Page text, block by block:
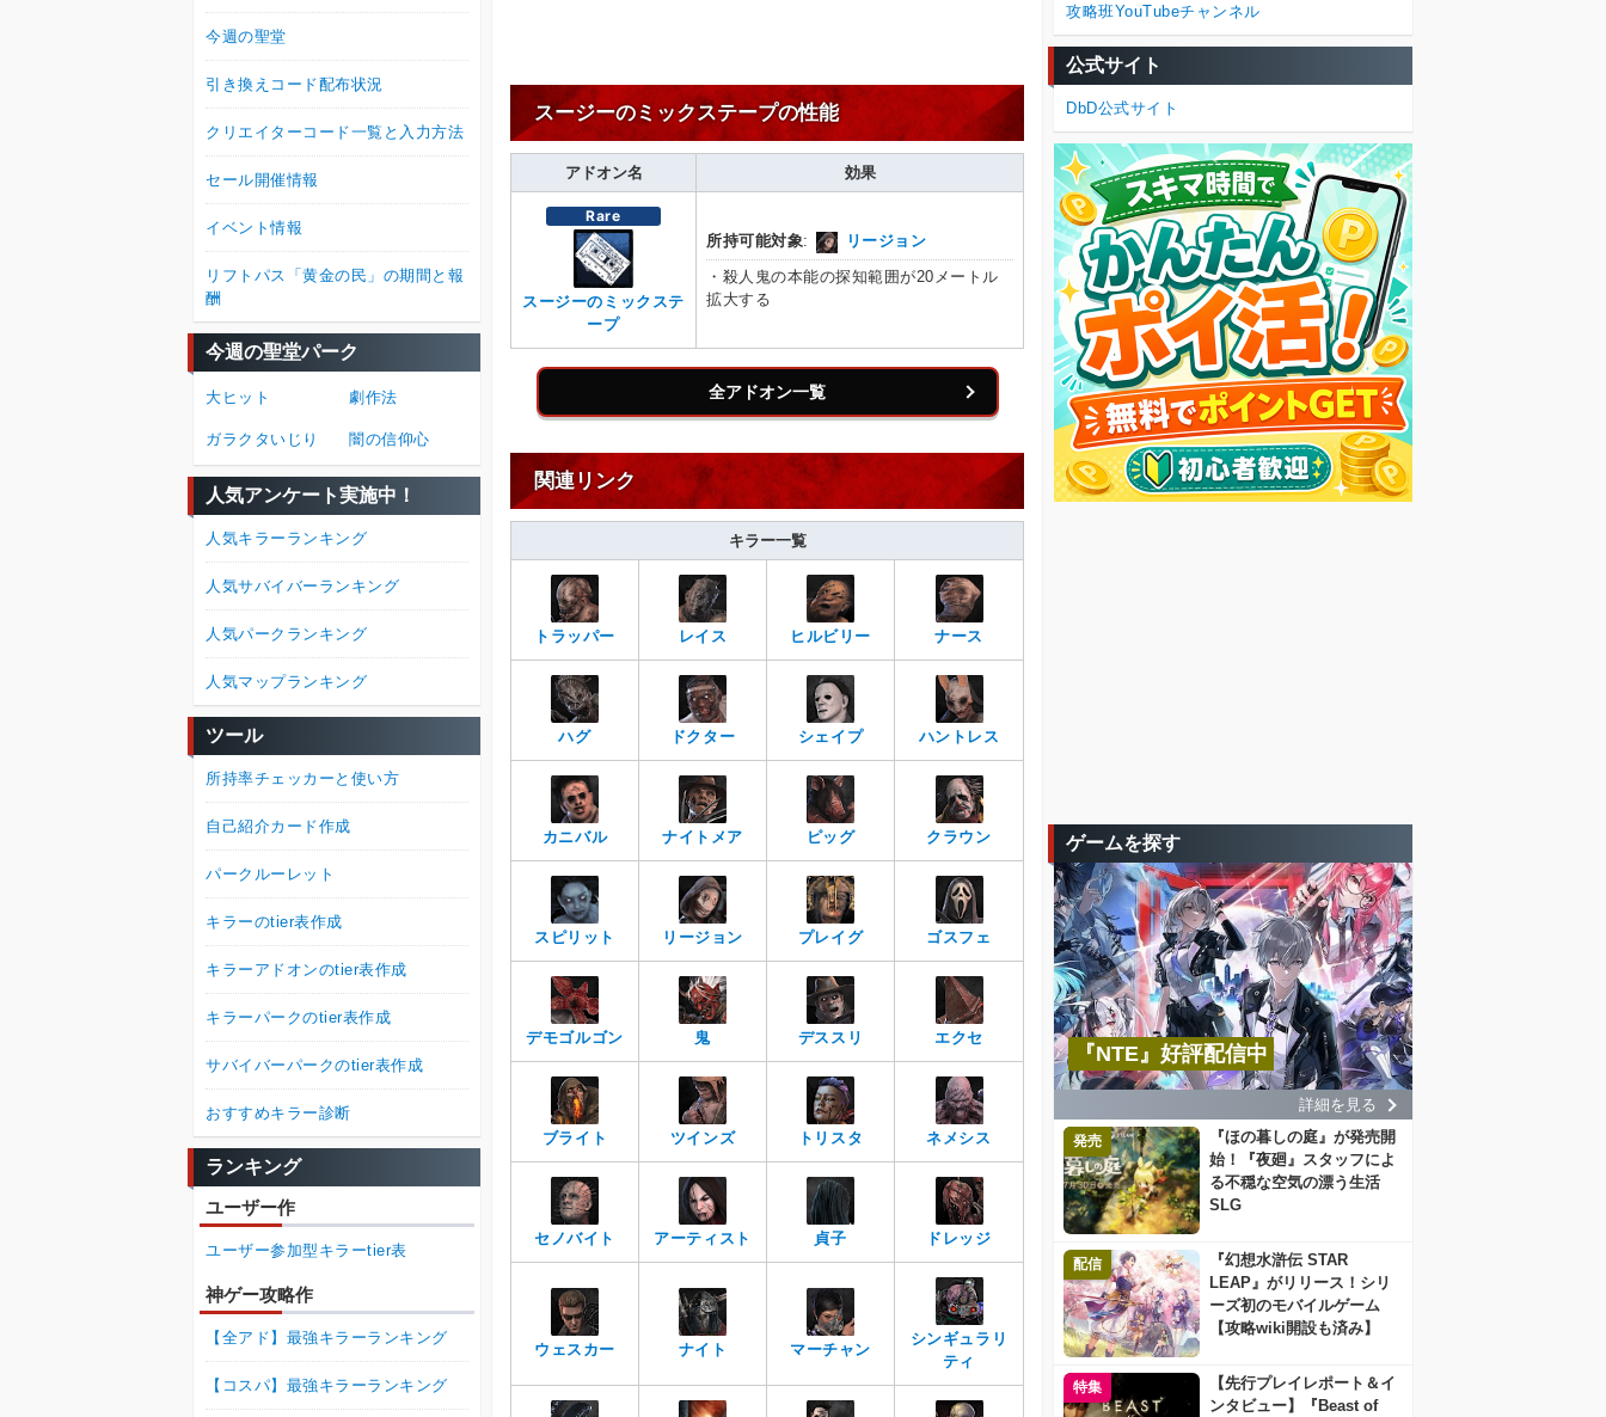
スージーのミックステープの性能
アドオン名 効果
Rare
スージーのミックステ
ープ
所持可能対象:
リージョン
・殺人鬼の本能の探知範囲が20メートル
拡大する
全アドオン一覧
関連リンク
キラー一覧
トラッパー レイス ヒルビリー ナース
ハグ ドクター シェイプ ハントレス
カニバル ナイトメア ピッグ クラウン
スピリット リージョン プレイグ ゴスフェ
デモゴルゴン 鬼 デススリ エクセ
ブライト ツインズ トリスタ ネメシス
セノバイト アーティスト 貞子 ドレッジ
ウェスカー ナイト マーチャン
シンギュラリ
ティ
攻略班YouTubeチャンネル
公式サイト
DbD公式サイト
ゲームを探す
『NTE』好評配信中
詳細を見る
発売
『ほの暮しの庭』が発売開
始！『夜廻』スタッフによ
る不穏な空気の漂う生活
SLG
配信
『幻想水滸伝 STAR
LEAP』がリリース！シリ
ーズ初のモバイルゲーム
【攻略wiki開設も済み】
特集
【先行プレイレポート＆イ
ンタビュー】『Beast of
今週の聖堂
引き換えコード配布状況
クリエイターコード一覧と入力方法
セール開催情報
イベント情報
リフトパス「黄金の民」の期間と報
酬
今週の聖堂パーク
大ヒット 劇作法
ガラクタいじり 闇の信仰心
人気アンケート実施中！
人気キラーランキング
人気サバイバーランキング
人気パークランキング
人気マップランキング
ツール
所持率チェッカーと使い方
自己紹介カード作成
パークルーレット
キラーのtier表作成
キラーアドオンのtier表作成
キラーパークのtier表作成
サバイバーパークのtier表作成
おすすめキラー診断
ランキング
ユーザー作
ユーザー参加型キラーtier表
神ゲー攻略作
【全アド】最強キラーランキング
【コスパ】最強キラーランキング